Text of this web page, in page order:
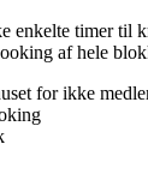
enkelte timer til
af hele
for ikke